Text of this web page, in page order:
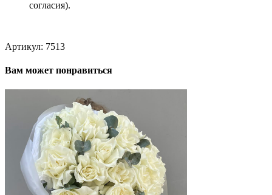
согласия).
Артикул: 7513
Вам может понравиться